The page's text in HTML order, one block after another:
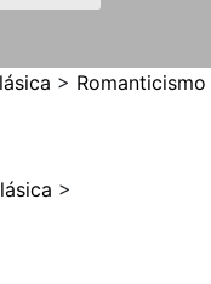
> Romanticismo
>